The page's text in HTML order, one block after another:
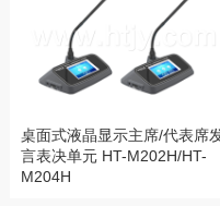
桌面式液晶显示主席/代表席
言表决单元 HT-M202H/HT-
M204H